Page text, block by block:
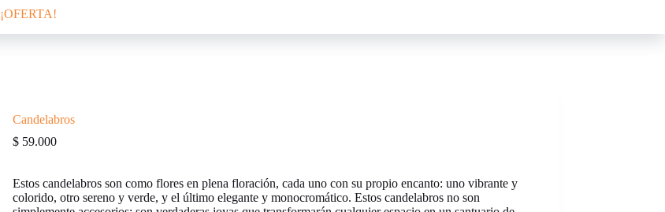
¡OFERTA!
Candelabros
$59.000
Estos candelabros son como flores en plena floración, cada uno con su propio encanto: uno vibrante y
colorido, otro sereno y verde, y el último elegante y monocromático. Estos candelabros no son